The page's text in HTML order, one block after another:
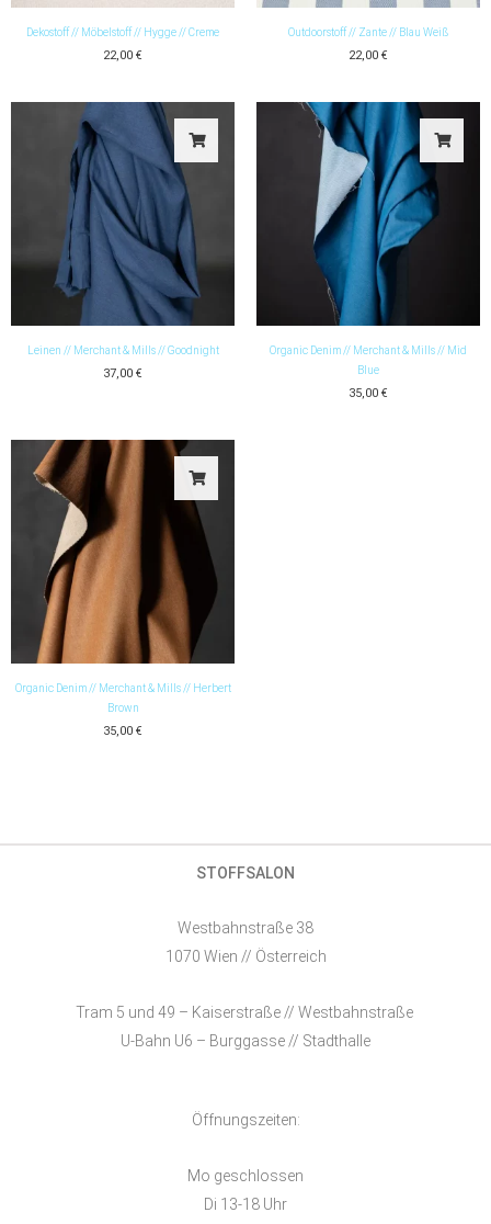
Dekostoff // Möbelstoff // Hygge // Creme
22,00 €
Outdoorstoff // Zante // Blau Weiß
22,00 €
Leinen // Merchant & Mills // Goodnight
37,00 €
Organic Denim // Merchant & Mills // Mid
Blue
35,00 €
Organic Denim // Merchant & Mills // Herbert
Brown
35,00 €
STOFFSALON
Westbahnstraße 38
1070 Wien // Österreich
Tram 5 und 49 – Kaiserstraße // Westbahnstraße
U-Bahn U6 – Burggasse // Stadthalle
Öffnungszeiten:
Mo geschlossen
Di 13-18 Uhr